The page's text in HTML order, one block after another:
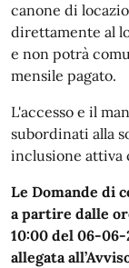
canone di
direttamente al
e non potrà
mensile pagato.
L'accesso e il
subordinati alla
inclusione attiva
Le Domande di
a partire dalle
10:00 del 06-
allegata